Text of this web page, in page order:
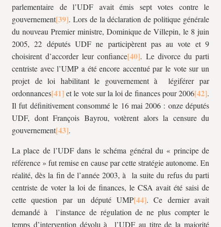
parlementaire de l’UDF avait émis sept votes contre le
gouvernement
. Lors de la déclaration de politique générale
du nouveau Premier ministre, Dominique de Villepin, le 8 juin
2005, 22 députés UDF ne participèrent pas au vote et 9
choisirent d’accorder leur confiance
. Le divorce du parti
centriste avec l’UMP a été encore accentué par le vote sur un
projet de loi habilitant le gouvernement à légiférer par
ordonnances
et le vote sur la loi de finances pour 2006
.
Il fut définitivement consommé le 16 mai 2006 : onze députés
UDF, dont François Bayrou, votèrent alors la censure du
gouvernement
.
La place de l’UDF dans le schéma général du « principe de
référence » fut remise en cause par cette stratégie autonome. En
réalité, dès la fin de l’année 2003, à la suite du refus du parti
centriste de voter la loi de finances, le CSA avait été saisi de
cette question par un député UMP
. Ce dernier avait
demandé à l’instance de régulation de ne plus compter le
temps d’intervention dévolu à l’UDF au titre de la majorité